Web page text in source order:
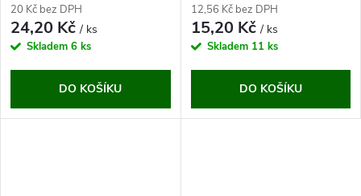
20 Kč bez DPH
24,20 Kč/ ks
Skladem 6 ks
DO KOŠÍKU
12,56 Kč bez DPH
15,20 Kč/ ks
Skladem 11 ks
DO KOŠÍKU